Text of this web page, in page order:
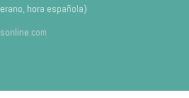
hora española)